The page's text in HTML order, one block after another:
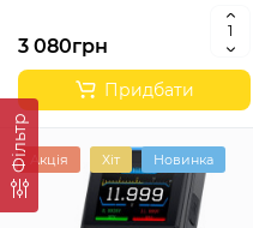
Фільтр
3 080грн
Придбати
Акція Хіт Новинка